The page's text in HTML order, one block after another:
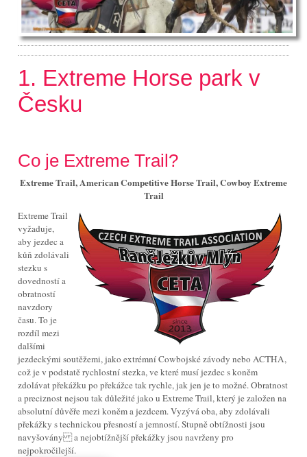
1. Extreme Horse park v
Česku
Co je Extreme Trail?
Extreme Trail, American Competitive Horse Trail, Cowboy Extreme
Trail
Extreme Trail
vyžaduje,
aby jezdec a
kůň zdolávali
stezku s
dovedností a
obratností
navzdory
času. To je
rozdíl mezi
dalšími
jezdeckými soutěžemi, jako extrémní Cowbojské závody nebo ACTHA,
což je v podstatě rychlostní stezka, ve které musí jezdec s koněm
zdolávat překážku po překážce tak rychle, jak jen je to možné. Obratnost
a preciznost nejsou tak důležité jako u Extreme Trail, který je založen na
absolutní důvěře mezi koněm a jezdcem. Vyzývá oba, aby zdolávali
překážky s technickou přesností a jemností. Stupně obtížnosti jsou
navyšovány a nejobtížnější překážky jsou navrženy pro
nejpokročilejší.